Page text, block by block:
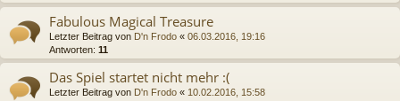
Fabulous Magical Treasure
Letzter Beitrag von D'n Frodo « 06.03.2016, 19:16
Antworten: 11
Das Spiel startet nicht mehr :(
Letzter Beitrag von D'n Frodo « 10.02.2016, 15:58